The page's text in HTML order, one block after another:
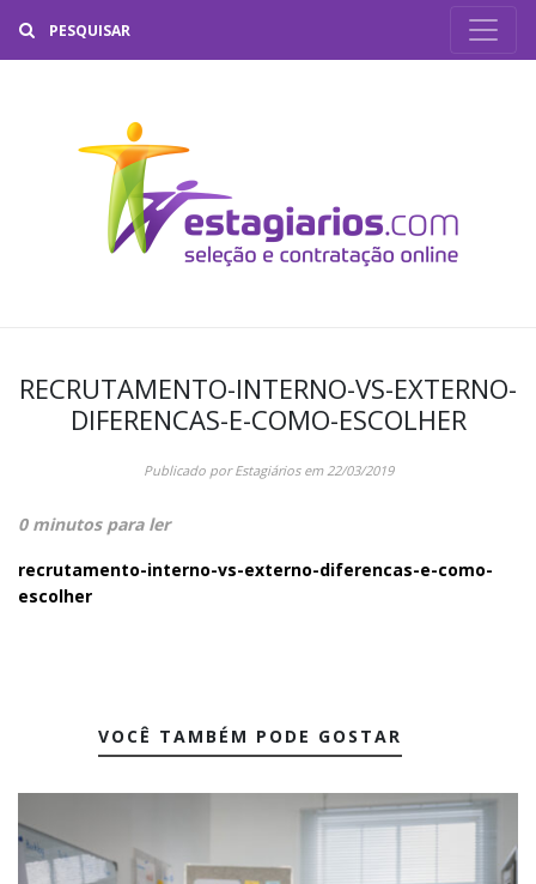
RECRUTAMENTO-INTERNO-VS-EXTERNO-
DIFERENCAS-E-COMO-ESCOLHER
Publicado porEstagiáriosem22/03/2019
0 minutos para ler
recrutamento-interno-vs-externo-diferencas-e-como-
escolher
VOCÊ TAMBÉM PODE GOSTAR